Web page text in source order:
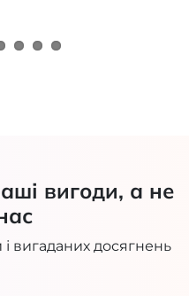
вигоди, а не
вигаданих досягнень